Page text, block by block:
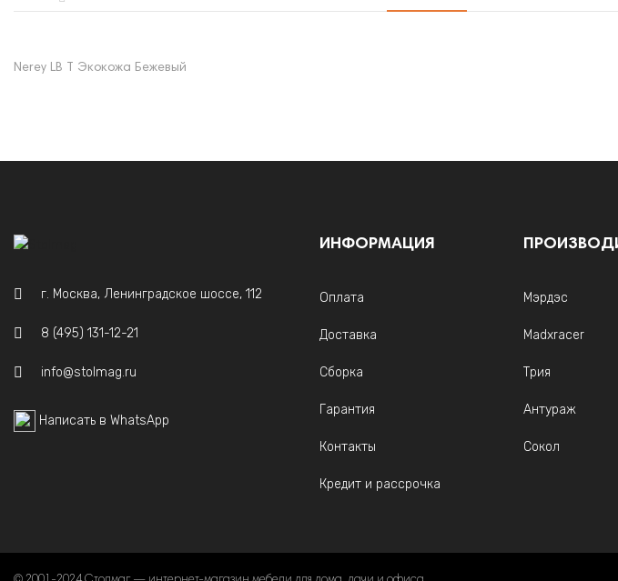
Nerey LB T Экокожа Бежевый
г. Москва, Ленинградское шоссе, 112
8 (495) 131-12-21
info@stolmag.ru
Написать в WhatsApp
ИНФОРМАЦИЯ
Оплата
Доставка
Сборка
Гарантия
Контакты
Кредит и рассрочка
Мэрдэс
Madxracer
Трия
Антураж
Сокол